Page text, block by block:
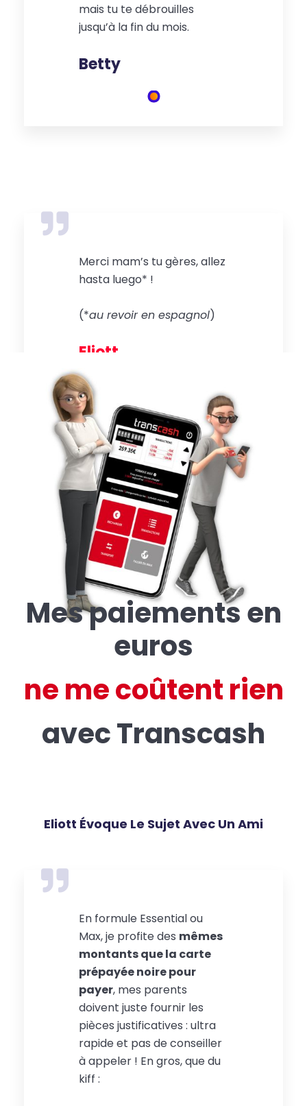
mais tu te débrouilles
jusqu’à la fin du mois.
Betty
Merci mam’s tu gères, allez
hasta luego* !
(*au revoir en espagnol)
Eliott
Mes paiements en
euros
ne me coûtent rien
avec Transcash
Eliott Évoque Le Sujet Avec Un Ami
En formule Essential ou
Max, je profite des mêmes
montants que la carte
prépayée noire pour
payer, mes parents
doivent juste fournir les
pièces justificatives : ultra
rapide et pas de conseiller
à appeler ! En gros, que du
kiff :